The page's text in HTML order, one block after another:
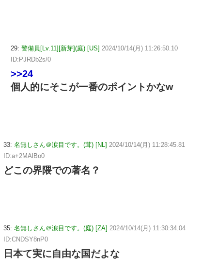
29: 警備員[Lv.11][新芽](庭) [US] 2024/10/14(月) 11:26:50.10
ID:PJRDb2s/0
>>24
個人的にそこが一番のポイントかなw
33: 名無しさん＠涙目です。(茸) [NL] 2024/10/14(月) 11:28:45.81
ID:a+2MAlBo0
どこの界隈での著名？
35: 名無しさん＠涙目です。(庭) [ZA] 2024/10/14(月) 11:30:34.04
ID:CNDSY8nP0
日本て実に自由な国だよな